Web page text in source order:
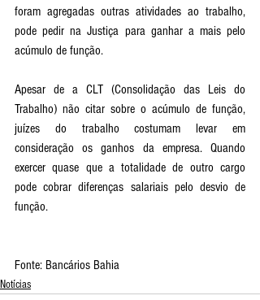
foram agregadas outras atividades ao trabalho,
pode pedir na Justiça para ganhar a mais pelo
acúmulo de função.
Apesar de a CLT (Consolidação das Leis do
Trabalho) não citar sobre o acúmulo de função,
juízes do trabalho costumam levar em
consideração os ganhos da empresa. Quando
exercer quase que a totalidade de outro cargo
pode cobrar diferenças salariais pelo desvio de
função.
Fonte: Bancários Bahia
Notícias